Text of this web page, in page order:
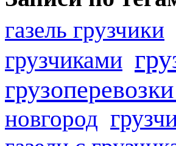
газель грузчики
грузчиками
новгород